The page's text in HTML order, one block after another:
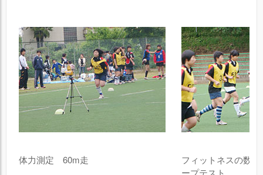
体力測定 60m走
フィットネスの数
ープテスト